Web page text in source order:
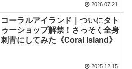
2026.07.21
コーラルアイランド｜ついにタト
ゥーショップ解禁！さっそく全身
刺青にしてみた《Coral Island》
2025.12.15